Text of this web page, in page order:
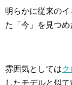
明らかに従来の
た「今」を見つめ
雰囲気としては
したモデルと似て